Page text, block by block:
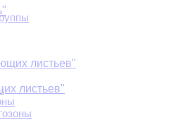
листьев"